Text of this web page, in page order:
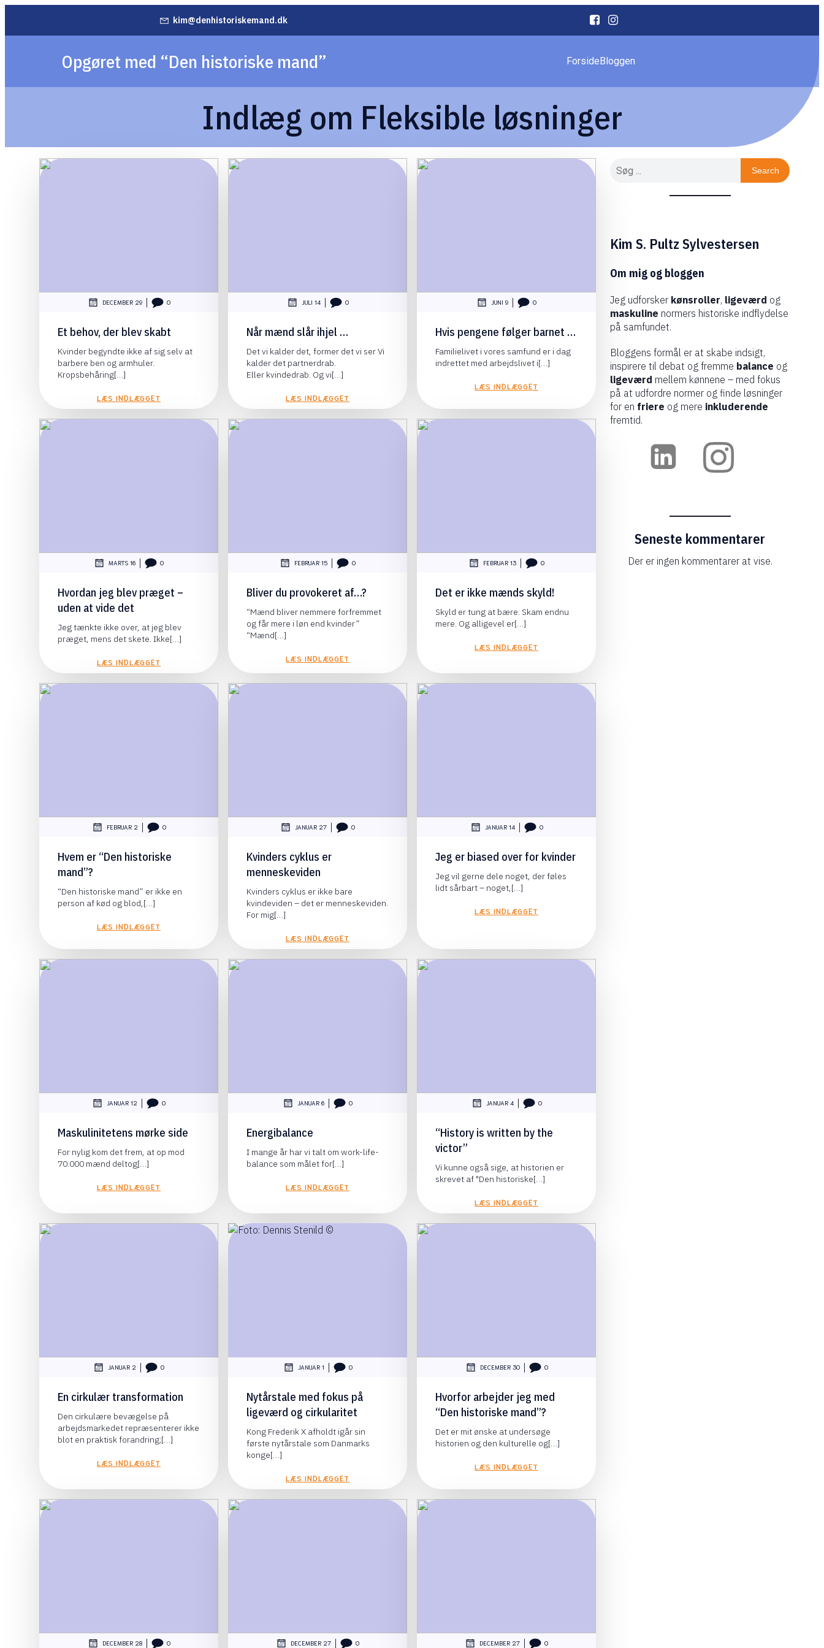
kim@denhistoriskemand.dk
Opgøret med “Den historiske mand” ForsideBloggen
Indlæg om Fleksible løsninger
DECEMBER 29 | 0
Et behov, der blev skabt
Kvinder begyndte ikke af sig selv at
barbere ben og armhuler.
Kropsbehåring[…]
LÆS INDLÆGGET
JULI 14 | 0
Når mænd slår ihjel …
Det vi kalder det, former det vi ser Vi
kalder det partnerdrab.
Eller kvindedrab. Og vi[…]
LÆS INDLÆGGET
JUNI 9 | 0
Hvis pengene følger barnet …
Familielivet i vores samfund er i dag
indrettet med arbejdslivet i[…]
LÆS INDLÆGGET
MARTS 16 | 0
Hvordan jeg blev præget –
uden at vide det
Jeg tænkte ikke over, at jeg blev
præget, mens det skete. Ikke[…]
LÆS INDLÆGGET
FEBRUAR 15 | 0
Bliver du provokeret af…?
“Mænd bliver nemmere forfremmet
og får mere i løn end kvinder”
“Mænd[…]
LÆS INDLÆGGET
FEBRUAR 13 | 0
Det er ikke mænds skyld!
Skyld er tung at bære. Skam endnu
mere. Og alligevel er[…]
LÆS INDLÆGGET
FEBRUAR 2 | 0
Hvem er “Den historiske
mand”?
“Den historiske mand” er ikke en
person af kød og blod,[…]
LÆS INDLÆGGET
JANUAR 27 | 0
Kvinders cyklus er
menneskeviden
Kvinders cyklus er ikke bare
kvindeviden – det er menneskeviden.
For mig[…]
LÆS INDLÆGGET
JANUAR 14 | 0
Jeg er biased over for kvinder
Jeg vil gerne dele noget, der føles
lidt sårbart – noget,[…]
LÆS INDLÆGGET
JANUAR 12 | 0
Maskulinitetens mørke side
For nylig kom det frem, at op mod
70.000 mænd deltog[…]
LÆS INDLÆGGET
JANUAR 6 | 0
Energibalance
I mange år har vi talt om work-life-
balance som målet for[…]
LÆS INDLÆGGET
JANUAR 4 | 0
“History is written by the
victor”
Vi kunne også sige, at historien er
skrevet af "Den historiske[…]
LÆS INDLÆGGET
JANUAR 2 | 0
En cirkulær transformation
Den cirkulære bevægelse på
arbejdsmarkedet repræsenterer ikke
blot en praktisk forandring;[…]
LÆS INDLÆGGET
JANUAR 1 | 0
Nytårstale med fokus på
ligeværd og cirkularitet
Kong Frederik X afholdt igår sin
første nytårstale som Danmarks
konge[…]
LÆS INDLÆGGET
DECEMBER 30 | 0
Hvorfor arbejder jeg med
“Den historiske mand”?
Det er mit ønske at undersøge
historien og den kulturelle og[…]
LÆS INDLÆGGET
DECEMBER 28 | 0 DECEMBER 27 | 0 DECEMBER 27 | 0
Search
Kim S. Pultz Sylvestersen
Om mig og bloggen
Jeg udforsker kønsroller, ligeværd og
maskuline normers historiske indflydelse
på samfundet.
Bloggens formål er at skabe indsigt,
inspirere til debat og fremme balance og
ligeværd mellem kønnene – med fokus
på at udfordre normer og finde løsninger
for en friere og mere inkluderende
fremtid.
Seneste kommentarer
Der er ingen kommentarer at vise.